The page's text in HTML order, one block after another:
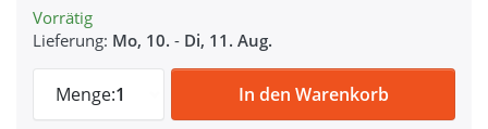
Vorrätig
Lieferung: Mo, 10. - Di, 11. Aug.
Menge:1
5m Gürtelband / Taschenband - 40mm
In den Warenkorb